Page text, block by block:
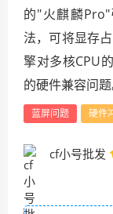
的"火麒麟
法，可将显存
擎对多核CPU
的硬件兼容问题
蓝屏问题 硬件
cf小号批发